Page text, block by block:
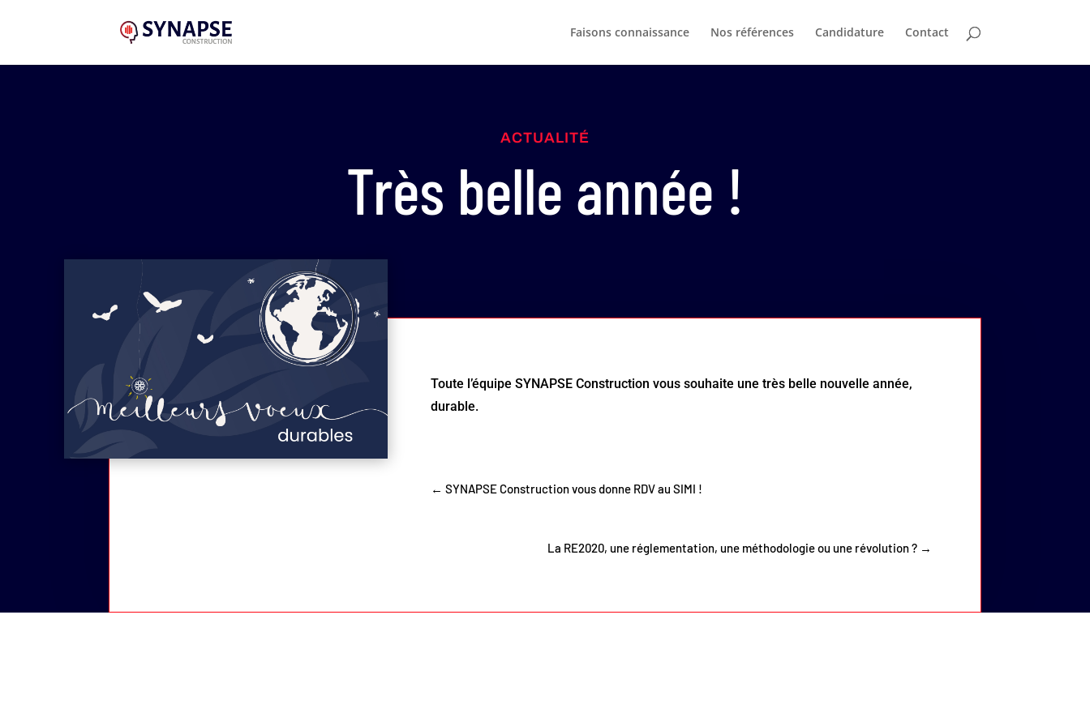
Faisons connaissance Nos références Candidature Contact
ACTUALITÉ
Très belle année !
Toute l’équipe SYNAPSE Construction vous souhaite une très belle nouvelle année,
durable.
← SYNAPSE Construction vous donne RDV au SIMI !
La RE2020, une réglementation, une méthodologie ou une révolution ?→